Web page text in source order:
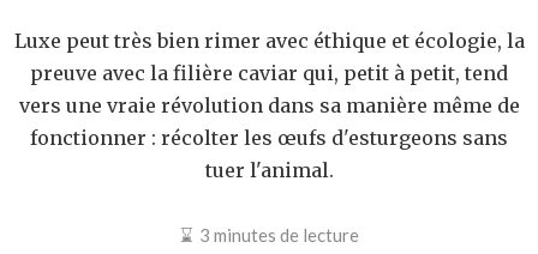
Luxe peut très bien rimer avec éthique et écologie, la
preuve avec la filière caviar qui, petit à petit, tend
vers une vraie révolution dans sa manière même de
fonctionner : récolter les œufs d'esturgeons sans
tuer l'animal.
3 minutes de lecture